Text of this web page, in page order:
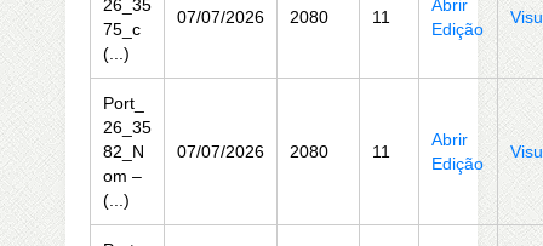
26_35
75_c
(...)
07/07/2026 2080 11
Abrir
Edição
Port_
26_35
82_N
om –
(...)
07/07/2026 2080 11
Abrir
Edição